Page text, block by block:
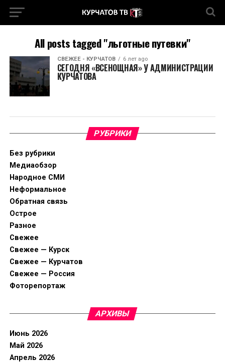
All posts tagged "льготные путевки"
СВЕЖЕЕ - КУРЧАТОВ 6 лет ago
СЕГОДНЯ «ВСЕНОЩНАЯ» У АДМИНИСТРАЦИИ
КУРЧАТОВА
РУБРИКИ
Без рубрики
Медиаобзор
Народное СМИ
Неформальное
Обратная связь
Острое
Разное
Свежее
Свежее — Курск
Свежее — Курчатов
Свежее — Россия
Фоторепортаж
АРХИВЫ
Июнь 2026
Май 2026
Апрель 2026